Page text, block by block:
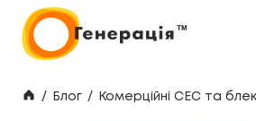
/ Блог / Комерційні СЕС та